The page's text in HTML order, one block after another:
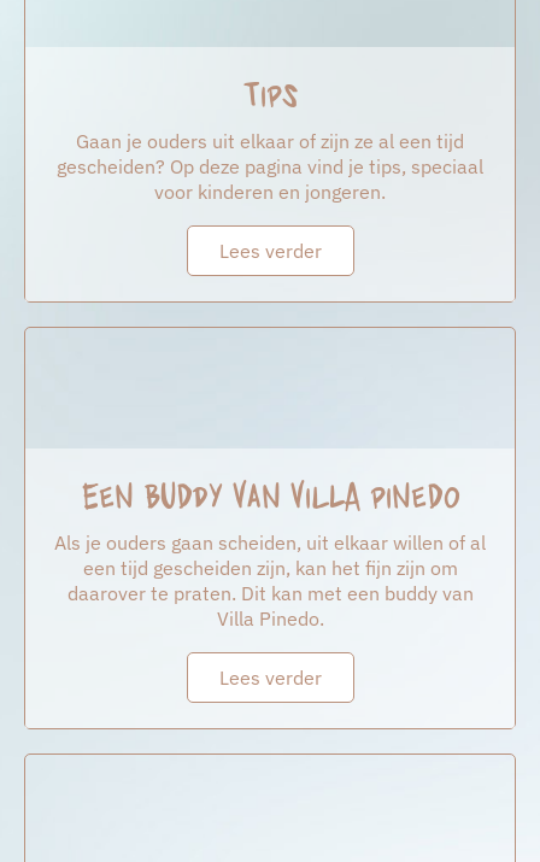
Tips
Gaan je ouders uit elkaar of zijn ze al een tijd
gescheiden? Op deze pagina vind je tips, speciaal
voor kinderen en jongeren.
Lees verder
Een buddy van Villa Pinedo
Als je ouders gaan scheiden, uit elkaar willen of al
een tijd gescheiden zijn, kan het fijn zijn om
daarover te praten. Dit kan met een buddy van
Villa Pinedo.
Lees verder